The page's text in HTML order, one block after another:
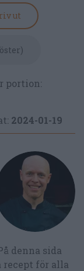
ut
portion:
2024-01-19
denna sida
recept för alla